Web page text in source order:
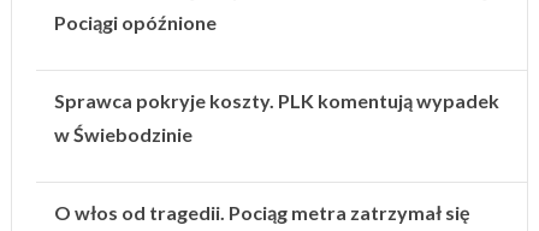
Pociągi opóźnione
Sprawca pokryje koszty. PLK komentują wypadek
w Świebodzinie
O włos od tragedii. Pociąg metra zatrzymał się